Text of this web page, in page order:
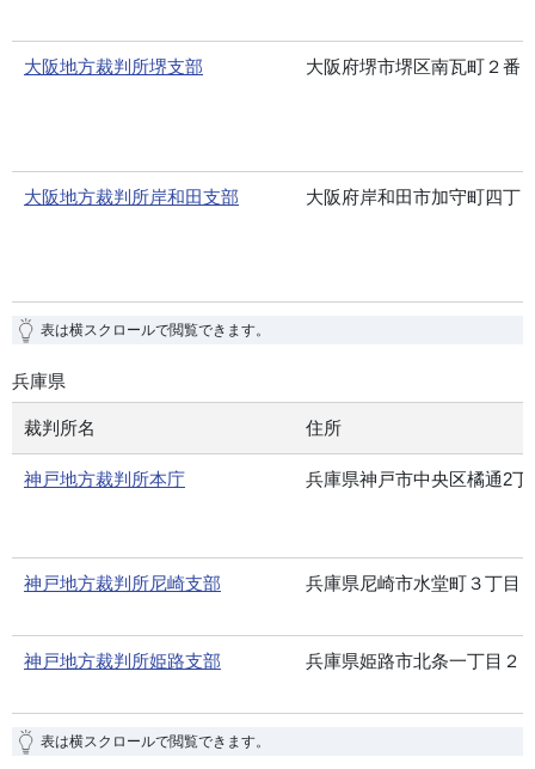
大阪地方裁判所堺支部 大阪府堺市堺区南瓦町２番
大阪地方裁判所岸和田支部 大阪府岸和田市加守町四丁
表は横スクロールで閲覧できます。
兵庫県
裁判所名 住所
神戸地方裁判所本庁 兵庫県神戸市中央区橘通2丁
神戸地方裁判所尼崎支部 兵庫県尼崎市水堂町３丁目
神戸地方裁判所姫路支部 兵庫県姫路市北条一丁目２
表は横スクロールで閲覧できます。